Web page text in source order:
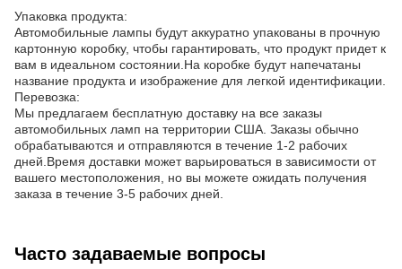
Упаковка продукта:
Автомобильные лампы будут аккуратно упакованы в прочную
картонную коробку, чтобы гарантировать, что продукт придет к
вам в идеальном состоянии.На коробке будут напечатаны
название продукта и изображение для легкой идентификации.
Перевозка:
Мы предлагаем бесплатную доставку на все заказы
автомобильных ламп на территории США. Заказы обычно
обрабатываются и отправляются в течение 1-2 рабочих
дней.Время доставки может варьироваться в зависимости от
вашего местоположения, но вы можете ожидать получения
заказа в течение 3-5 рабочих дней.
Часто задаваемые вопросы